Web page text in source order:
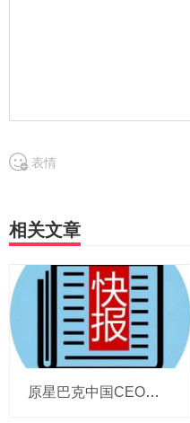
表情
相关文章
原星巴克中国CEO蔡德粦掌舵恒隆，百胜中国完成必胜客内地所有权收购，泸溪河迎来反转，帝亚吉欧裁减岗位计划发布，秋天第一杯奶茶爆单